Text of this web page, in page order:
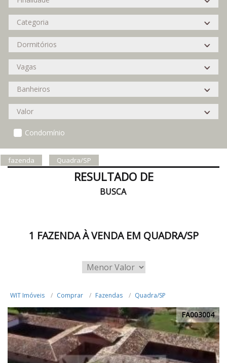
Condomínio
fazenda Quadra/SP
RESULTADO DE
BUSCA
1 FAZENDA À VENDA EM QUADRA/SP
WIT Imóveis Comprar Fazendas Quadra/SP
FA003004